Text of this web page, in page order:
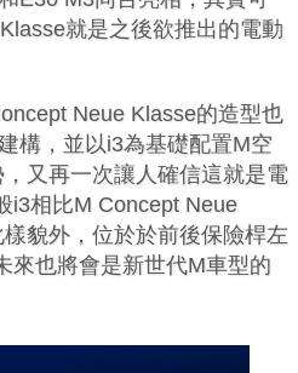
就是之後欲推出的電動
Neue Klasse的造型也
構，並以i3為基礎配置M空
又再一次讓人確信這就是電
i3相比M Concept Neue
貌外，位於於前後保險桿左
來也將會是新世代M車型的